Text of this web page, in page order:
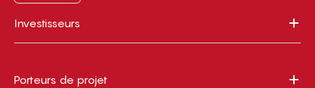
Investisseurs
Porteurs de projet